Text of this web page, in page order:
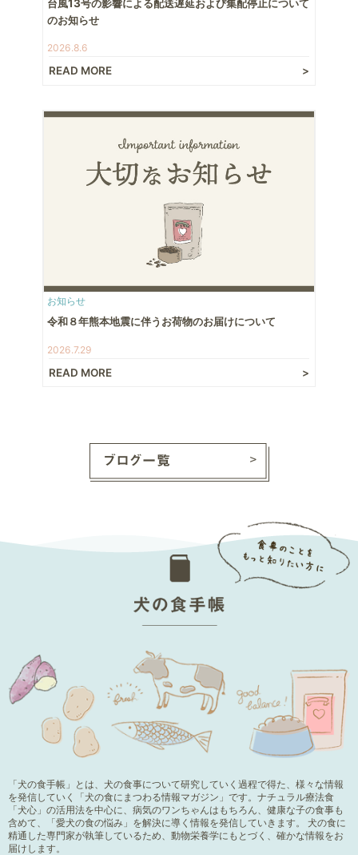
台風13号の影響による配送遅延および集配停止について
のお知らせ
2026.8.6
READ MORE
お知らせ
令和８年熊本地震に伴うお荷物のお届けについて
2026.7.29
READ MORE
「犬の食手帳」とは、犬の食事について研究していく過程で得た、様々な情報
を発信していく「犬の食にまつわる情報マガジン」です。ナチュラル療法食
「犬心」の活用法を中心に、病気のワンちゃんはもちろん、健康な子の食事も
含めて、「愛犬の食の悩み」を解決に導く情報を発信していきます。 犬の食に
精通した専門家が執筆しているため、動物栄養学にもとづく、確かな情報をお
届けします。